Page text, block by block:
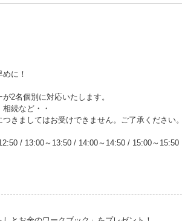
に！
2名個別に対応いたします。
続など・・
きましてはお受けできません。ご了承ください。
/ 13:00～13:50 / 14:00～14:50 / 15:00～15:50